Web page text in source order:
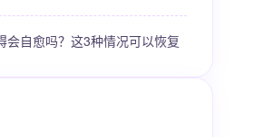
会自愈吗？这3种情况可以恢复